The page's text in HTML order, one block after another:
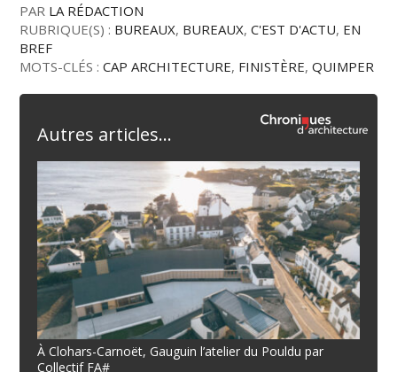
PAR LA RÉDACTION
RUBRIQUE(S) : BUREAUX, BUREAUX,C'EST D'ACTU, EN
BREF
MOTS-CLÉS :CAP ARCHITECTURE, FINISTÈRE,QUIMPER
Autres articles...
À Clohars-Carnoët, Gauguin l’atelier du Pouldu par
Collectif FA#